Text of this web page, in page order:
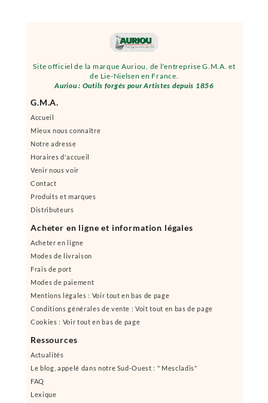
Site officiel de la marque Auriou, de l'entreprise G.M.A. et
de Lie-Nielsen en France.
Auriou : Outils forgés pour Artistes depuis 1856
G.M.A.
Accueil
Mieux nous connaître
Notre adresse
Horaires d'accueil
Venir nous voir
Contact
Produits et marques
Distributeurs
Acheter en ligne et information légales
Acheter en ligne
Modes de livraison
Frais de port
Modes de paiement
Mentions légales : Voir tout en bas de page
Conditions générales de vente : Voit tout en bas de page
Cookies : Voir tout en bas de page
Ressources
Actualités
Le blog, appelé dans notre Sud-Ouest : " Mescladis"
FAQ
Lexique